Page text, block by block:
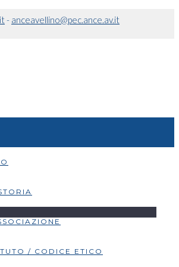
- anceavellino@pec.ance.av.it
/ CODICE ETICO